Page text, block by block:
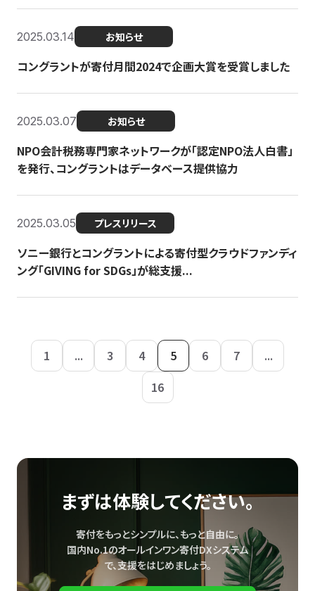
2025.03.14 お知らせ
コングラントが寄付月間2024で企画大賞を受賞しました
2025.03.07 お知らせ
NPO会計税務専門家ネットワークが「認定NPO法人白書」
を発行、コングラントはデータベース提供協力
2025.03.05 プレスリリース
ソニー銀行とコングラントによる寄付型クラウドファンディ
ング「GIVING for SDGs」が総支援...
1 ... 3 4 5 6 7
...
16
まずは体験してください。
寄付をもっとシンプルに、もっと自由に。
国内No.1のオールインワン寄付DXシステム
で、支援をはじめましょう。